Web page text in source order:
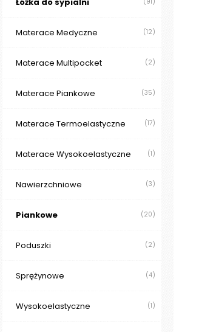
Materace Medyczne (12)
Materace Multipocket (2)
Materace Piankowe (35)
Materace Termoelastyczne (17)
Materace Wysokoelastyczne (1)
Nawierzchniowe (3)
Piankowe (20)
Poduszki (2)
Sprężynowe (4)
Wysokoelastyczne (1)